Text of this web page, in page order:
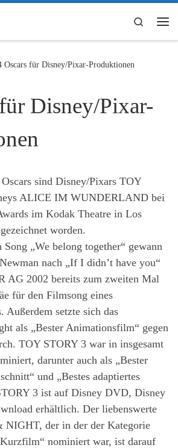
Search
Oscars für Disney/Pixar-Produktionen
Disney/Pixar-
sind Disney/Pixars TOY
ALICE IM WUNDERLAND bei
im Kodak Theatre in Los
worden.
„We belong together“ gewann
nach „If I didn’t have you“
AG 2002 bereits zum zweiten Mal
für den Filmsong eines
Außerdem setzte sich das
als „Bester Animationsfilm“ gegen
TOY STORY 3 war in insgesamt
darunter auch als „Bester
und „Bestes adaptiertes
3 ist auf Disney DVD, Disney
erhältlich. Der liebenswerte
NIGHT, der in der der Kategorie
nominiert war, ist darauf